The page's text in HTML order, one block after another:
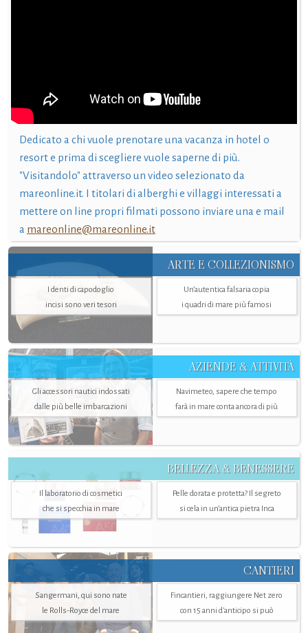
Dedicato a chi vuole prenotare una vacanza in hotel o
resort e prima di scegliere vuole saperne di più.
"Visitandolo" attraverso un video selezionato da
mareonline.it. I titolari di alberghi e villaggi interessati a
mettere on line propri filmati possono inviare una e mail
a mareonline@mareonline.it
ARTE E COLLEZIONISMO
I denti di capodoglio
incisi sono veri tesori
Un’autentica falsaria copia
i quadri di mare più famosi
AZIENDE & ATTIVITÀ
Gli accessori nautici indossati
dalle più belle imbarcazioni
Navimeteo, sapere che tempo
farà in mare conta ancora di più
BELLEZZA & BENESSERE
Il laboratorio di cosmetici
che si specchia in mare
Pelle dorata e protetta? Il segreto
si cela in un’antica pietra Inca
CANTIERI
Sangermani, qui sono nate
le Rolls-Royce del mare
Fincantieri, raggiungere Net zero
con 15 anni d'anticipo si può